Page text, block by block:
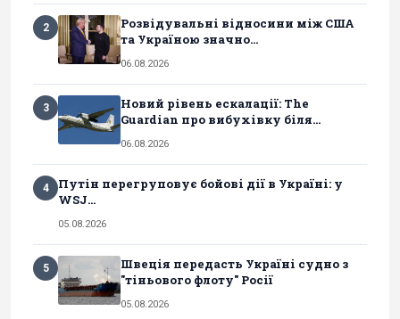
2
Розвідувальні відносини між США
та Україною значно...
06.08.2026
3
Новий рівень ескалації: The
Guardian про вибухівку біля...
06.08.2026
4
Путін перегруповує бойові дії в Україні: у
WSJ...
05.08.2026
5
Швеція передасть Україні судно з
"тіньового флоту" Росії
05.08.2026